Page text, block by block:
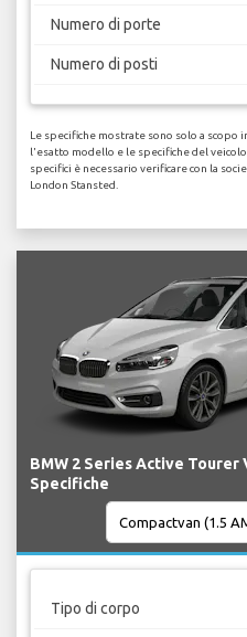
Numero di porte
Numero di posti
Le specifiche mostrate sono solo a
l'esatto modello e le specifiche del
specifici è necessario verificare con la
London Stansted.
BMW 2 Series Active Tourer
Specifiche
Tipo di corpo